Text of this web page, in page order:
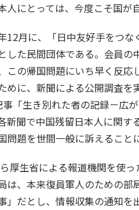
人にとっては、今度こそ国が
12月に、「日中友好手をつ
した民間団体である。会員
この帰国問題にいち早く反
めに、新聞による公開調査
「生き別れた者の記録－広
新聞で中国残留日本人に関
問題を世間一般に訴えること
厚生省による報道機関を使
は、本来復員軍人のための
」だとし、情報収集の通知